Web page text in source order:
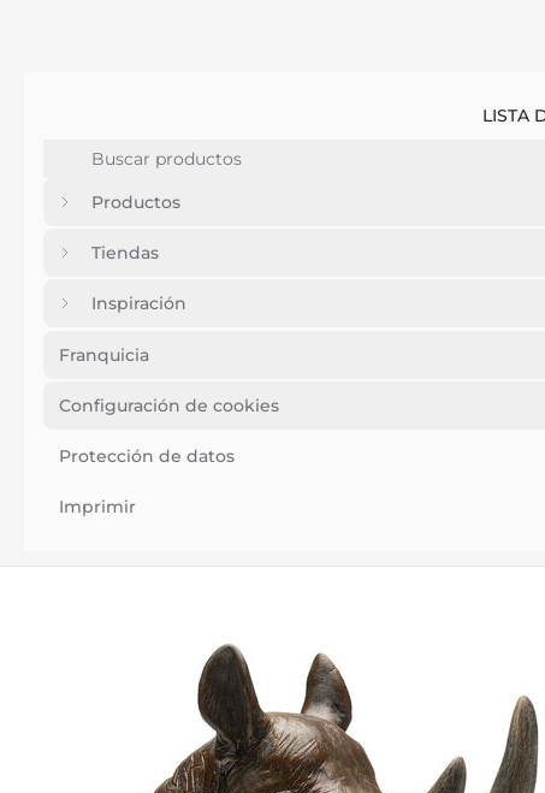
LISTA
Productos
Tiendas
Inspiración
Franquicia
Configuración de cookies
Protección de datos
Imprimir